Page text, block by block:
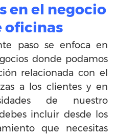
en el negocio
oficinas
paso se enfoca en
donde podamos
relacionada con el
a los clientes y en
de nuestro
incluir desde los
que necesitas